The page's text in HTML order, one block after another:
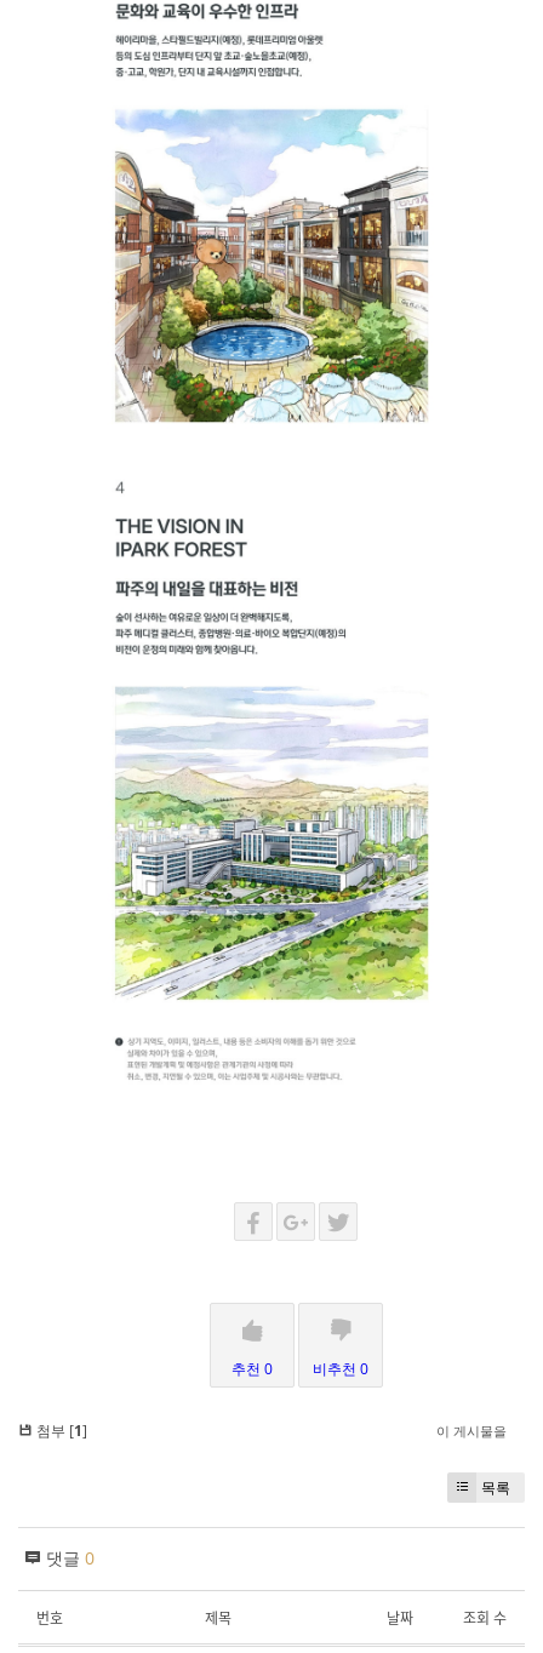
추천 0 비추천 0
첨부 [1] 이 게시물을
목록
댓글 0
번호 제목 날짜 조회 수